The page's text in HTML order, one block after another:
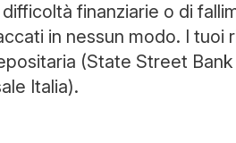
finanziarie o di
in nessun modo. I tuoi
(State Street Bank
Italia).